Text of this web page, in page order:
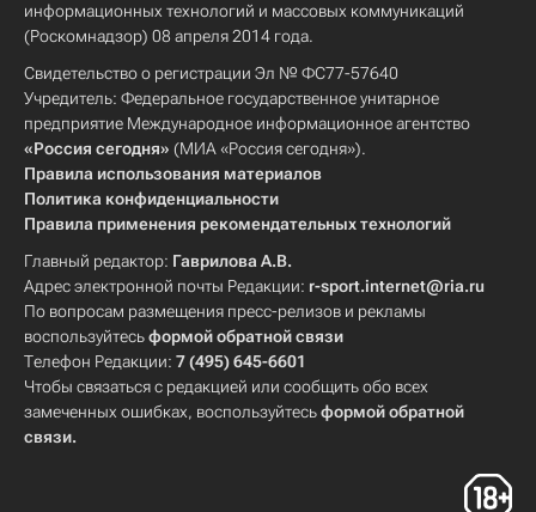
информационных технологий и массовых коммуникаций
(Роскомнадзор) 08 апреля 2014 года.
Свидетельство о регистрации Эл № ФС77-57640
Учредитель: Федеральное государственное унитарное
предприятие Международное информационное агентство
«Россия сегодня» (МИА «Россия сегодня»).
Правила использования материалов
Политика конфиденциальности
Правила применения рекомендательных технологий
Главный редактор: Гаврилова А.В.
Адрес электронной почты Редакции: r-sport.internet@ria.ru
По вопросам размещения пресс-релизов и рекламы
воспользуйтесьформой обратной связи
Телефон Редакции: 7 (495) 645-6601
Чтобы связаться с редакцией или сообщить обо всех
замеченных ошибках, воспользуйтесьформой обратной
связи.